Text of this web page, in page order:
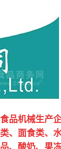
机械生产
面食类
酸奶、